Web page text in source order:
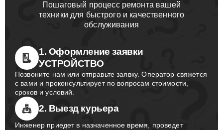
Пошаговый процесс ремонта вашей
техники для быстрого и качественного
обслуживания
1. Оформление заявки
УСТРОЙСТВО
Позвоните нам или отправьте заявку. Оператор свяжется
с вами и проконсультирует по вопросам стоимости,
сроков и условий.
2. Выезд курьера
Инженер приедет в назначенное время, проведет